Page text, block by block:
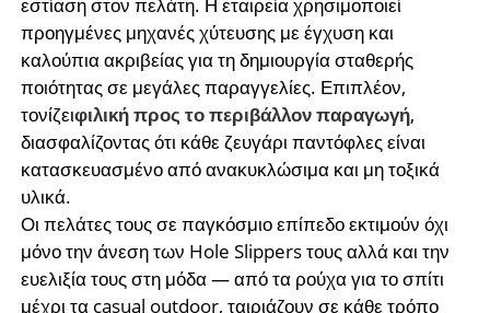
εστίαση στον πελάτη. Η εταιρεία χρησιμοποιεί
προηγμένες μηχανές χύτευσης με έγχυση και
καλούπια ακριβείας για τη δημιουργία σταθερής
ποιότητας σε μεγάλες παραγγελίες. Επιπλέον,
τονίζειφιλική προς το περιβάλλον παραγωγή,
διασφαλίζοντας ότι κάθε ζευγάρι παντόφλες είναι
κατασκευασμένο από ανακυκλώσιμα και μη τοξικά
υλικά.
Οι πελάτες τους σε παγκόσμιο επίπεδο εκτιμούν όχι
μόνο την άνεση των Hole Slippers τους αλλά και την
ευελιξία τους στη μόδα — από τα ρούχα για το σπίτι
μέχρι τα casual outdoor, ταιριάζουν σε κάθε τρόπο